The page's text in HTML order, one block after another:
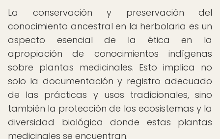
La conservación y preservación del
conocimiento ancestral en la herbolaria es un
aspecto esencial de la ética en la
apropiación de conocimientos indígenas
sobre plantas medicinales. Esto implica no
solo la documentación y registro adecuado
de las prácticas y usos tradicionales, sino
también la protección de los ecosistemas y la
diversidad biológica donde estas plantas
medicinales se encuentran.